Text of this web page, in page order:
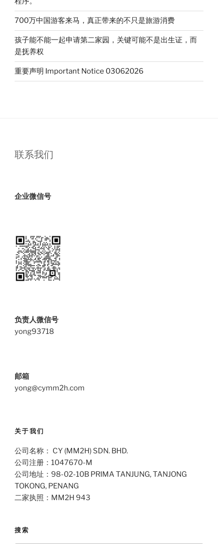
700万中国游客来马，真正带来的不只是旅游消费
孩子能不能一起申请第二家园，关键可能不是出生证，而
是抚养权
重要声明 Important Notice 03062026
联系我们
企业微信号
负责人微信号
yong93718
邮箱
yong@cymm2h.com
关于我们
公司名称： CY (MM2H) SDN. BHD.
公司注册：1047670-M
公司地址：98-02-10B PRIMA TANJUNG, TANJONG
TOKONG, PENANG
二家执照：MM2H 943
搜索